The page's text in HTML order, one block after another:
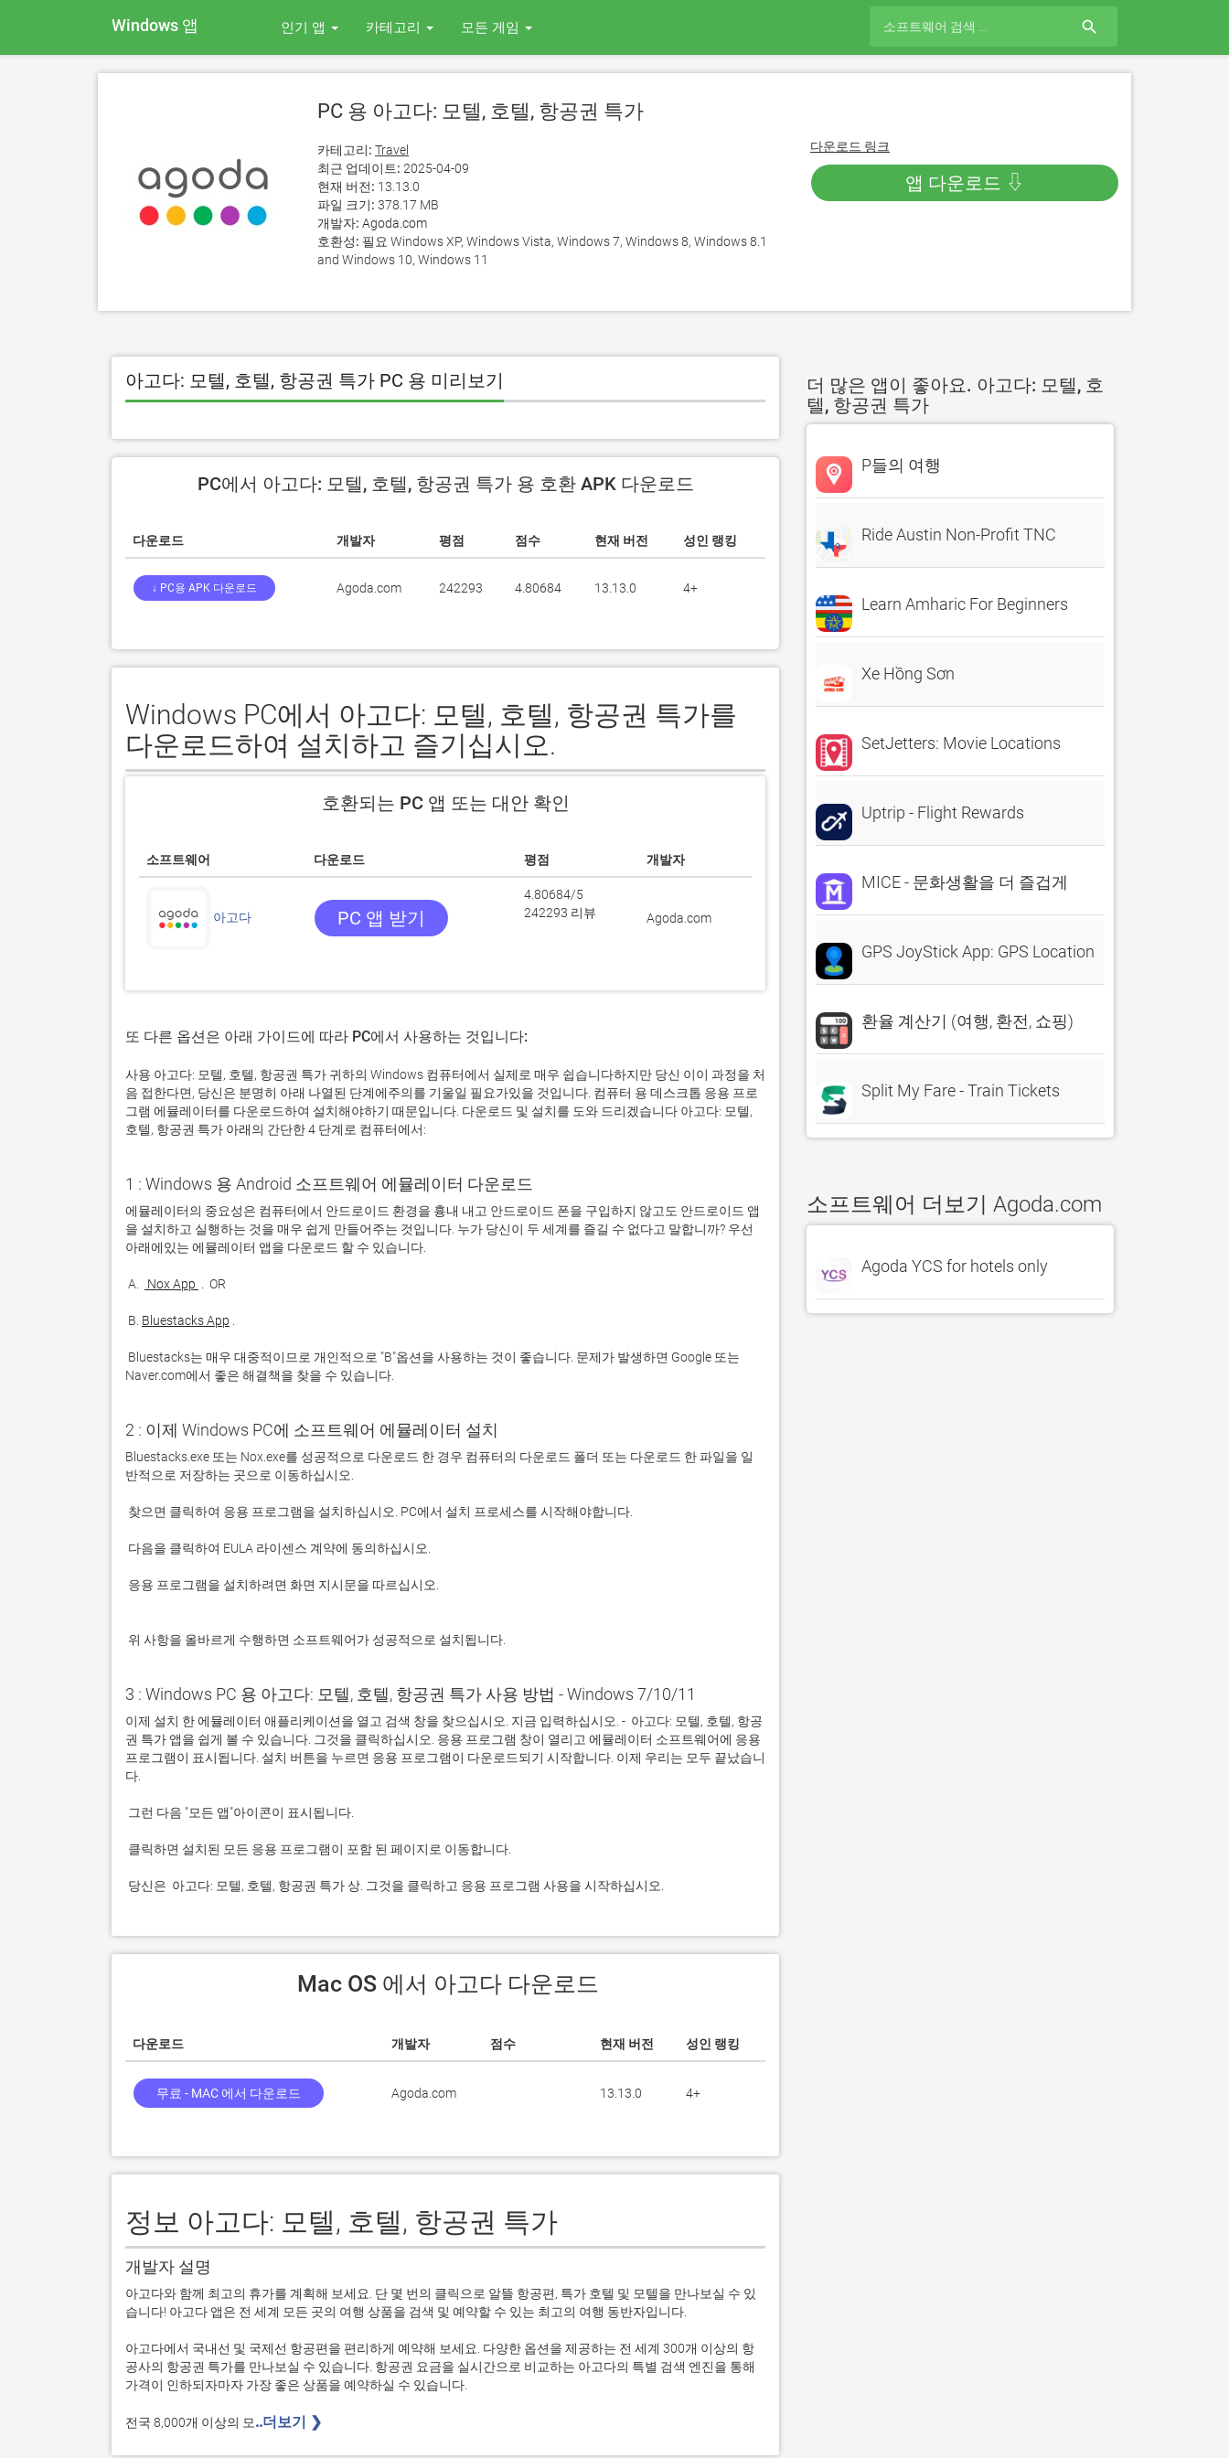
Windows 앱 인기 앱 카테고리 모든 게임 search
PC 용 아고다: 모텔, 호텔, 항공권 특가
카테고리: Travel
최근 업데이트: 2025-04-09
현재 버전: 13.13.0
파일 크기: 378.17 MB
개발자: Agoda.com
호환성: 필요 Windows XP, Windows Vista, Windows 7, Windows 8, Windows 8.1
and Windows 10, Windows 11
다운로드 링크
앱 다운로드 ⇩
아고다: 모텔, 호텔, 항공권 특가 PC 용 미리보기
PC에서 아고다: 모텔, 호텔, 항공권 특가 용 호환 APK 다운로드
다운로드 개발자 평점 점수 현재 버전 성인 랭킹
↓ PC용 APK 다운로드 Agoda.com 242293 4.80684 13.13.0 4+
Windows PC에서 아고다: 모텔, 호텔, 항공권 특가를
다운로드하여 설치하고 즐기십시오.
호환되는 PC 앱 또는 대안 확인
소프트웨어 다운로드 평점 개발자
아고다 PC 앱 받기
4.80684/5
242293 리뷰
Agoda.com
또 다른 옵션은 아래 가이드에 따라 PC에서 사용하는 것입니다:
사용 아고다: 모텔, 호텔, 항공권 특가 귀하의 Windows 컴퓨터에서 실제로 매우 쉽습니다하지만 당신 이이 과정을 처
음 접한다면, 당신은 분명히 아래 나열된 단계에주의를 기울일 필요가있을 것입니다. 컴퓨터 용 데스크톱 응용 프로
그램 에뮬레이터를 다운로드하여 설치해야하기 때문입니다. 다운로드 및 설치를 도와 드리겠습니다 아고다: 모텔,
호텔, 항공권 특가 아래의 간단한 4 단계로 컴퓨터에서:
1 : Windows 용 Android 소프트웨어 에뮬레이터 다운로드
에뮬레이터의 중요성은 컴퓨터에서 안드로이드 환경을 흉내 내고 안드로이드 폰을 구입하지 않고도 안드로이드 앱
을 설치하고 실행하는 것을 매우 쉽게 만들어주는 것입니다. 누가 당신이 두 세계를 즐길 수 없다고 말합니까? 우선
A. Nox App
B. Bluestacks App
Naver.com에서 좋은 해결책을 찾을 수 있습니다.
2 : 이제 Windows PC에 소프트웨어 에뮬레이터 설치
Bluestacks.exe 또는 Nox.exe를 성공적으로 다운로드 한 경우 컴퓨터의 다운로드 폴더 또는 다운로드 한 파일을 일
위 사항을 올바르게 수행하면 소프트웨어가 성공적으로 설치됩니다.
3 : Windows PC 용 아고다: 모텔, 호텔, 항공권 특가 사용 방법 - Windows 7/10/11
이제 설치 한 에뮬레이터 애플리케이션을 열고 검색 창을 찾으십시오. 지금 입력하십시오. -  아고다: 모텔, 호텔, 항공
권 특가 앱을 쉽게 볼 수 있습니다. 그것을 클릭하십시오. 응용 프로그램 창이 열리고 에뮬레이터 소프트웨어에 응용
프로그램이 표시됩니다. 설치 버튼을 누르면 응용 프로그램이 다운로드되기 시작합니다. 이제 우리는 모두 끝났습니
당신은  아고다: 모텔, 호텔, 항공권 특가 상. 그것을 클릭하고 응용 프로그램 사용을 시작하십시오.
Mac OS 에서 아고다 다운로드
다운로드 개발자 점수 현재 버전 성인 랭킹
무료 - MAC 에서 다운로드 Agoda.com 13.13.0 4+
정보 아고다: 모텔, 호텔, 항공권 특가
개발자 설명
아고다와 함께 최고의 휴가를 계획해 보세요. 단 몇 번의 클릭으로 알뜰 항공편, 특가 호텔 및 모텔을 만나보실 수 있
습니다! 아고다 앱은 전 세계 모든 곳의 여행 상품을 검색 및 예약할 수 있는 최고의 여행 동반자입니다.
아고다에서 국내선 및 국제선 항공편을 편리하게 예약해 보세요. 다양한 옵션을 제공하는 전 세계 300개 이상의 항
공사의 항공권 특가를 만나보실 수 있습니다. 항공권 요금을 실시간으로 비교하는 아고다의 특별 검색 엔진을 통해
가격이 인하되자마자 가장 좋은 상품을 예약하실 수 있습니다.
전국 8,000개 이상의 모..더보기 ❯
더 많은 앱이 좋아요. 아고다: 모텔, 호
텔, 항공권 특가
P들의 여행
Ride Austin Non-Profit TNC
Learn Amharic For Beginners
Xe Hồng Sơn
SetJetters: Movie Locations
Uptrip - Flight Rewards
MICE - 문화생활을 더 즐겁게
GPS JoyStick App: GPS Location
환율 계산기 (여행, 환전, 쇼핑)
Split My Fare - Train Tickets
소프트웨어 더보기 Agoda.com
Agoda YCS for hotels only